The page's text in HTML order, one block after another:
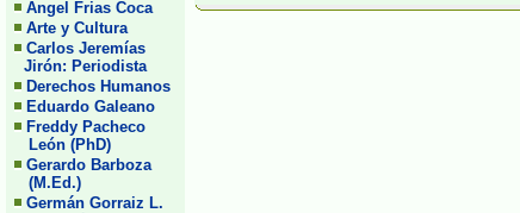
Angel Frias Coca
Arte y Cultura
Carlos Jeremías
Jirón: Periodista
Derechos Humanos
Eduardo Galeano
Freddy Pacheco
León (PhD)
Gerardo Barboza
(M.Ed.)
Germán Gorraiz L.